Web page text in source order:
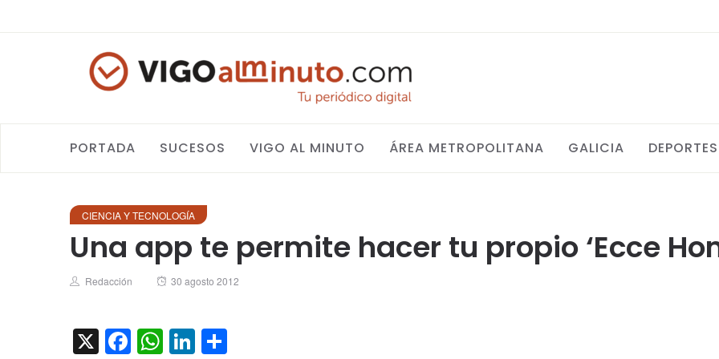
PORTADA SUCESOS VIGO AL MINUTO ÁREA METROPOLITANA GALICIA DEPORTES
CIENCIA Y TECNOLOGÍA
Una app te permite hacer tu propio ‘Ecce
Author
Redacción
Posted
30 agosto 2012
X Facebook
WhatsApp
LinkedIn